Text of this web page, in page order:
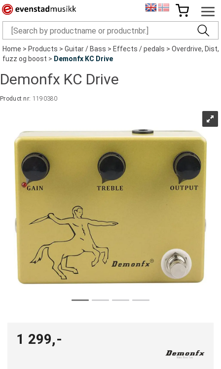
Home>Products>Guitar / Bass>Effects / pedals>Overdrive, Dist,
fuzz og boost> Demonfx KC Drive
Demonfx KC Drive
Product nr: 1190380
1 299,-